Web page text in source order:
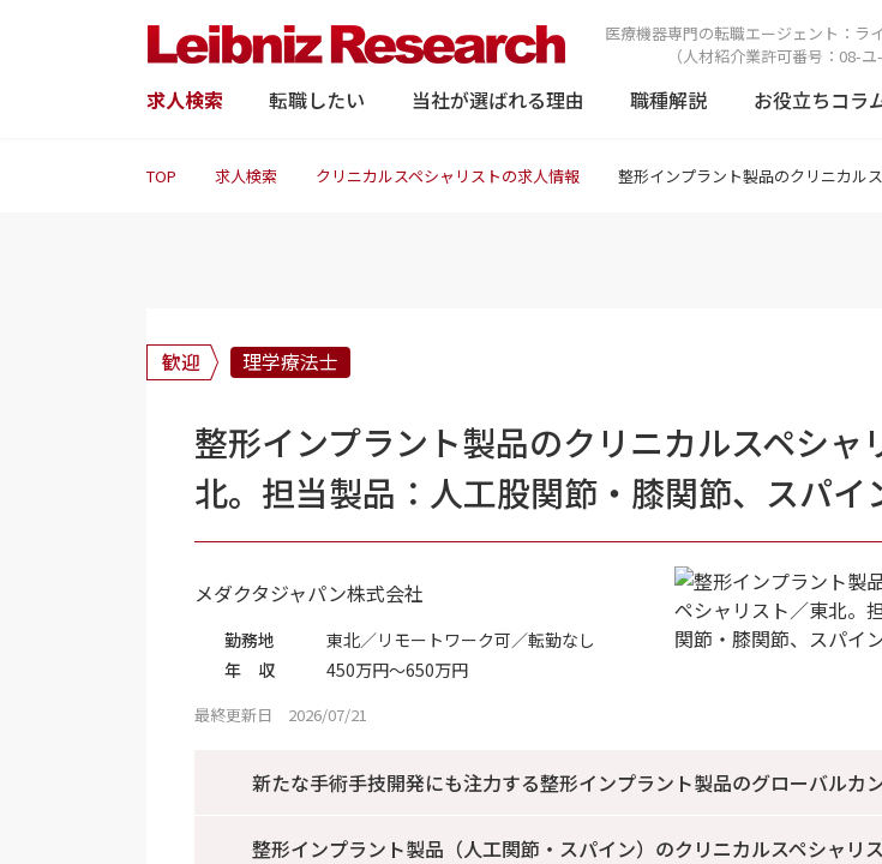
医療機器専門の転職エージェント： ラ
（人材紹介業許可番号：08-ユ-
求人検索 転職したい 当社が選ばれる理由 職種解説 お役立ちコラ
TOP 求人検索 クリニカルスペシャリストの求人情報 整形インプラント製品のクリニカル
歓迎 理学療法士
整形インプラント製品のクリニカルスペシャ
北。担当製品：人工股関節・膝関節、スパイ
メダクタジャパン株式会社
勤務地
東北／リモートワーク可／転勤なし
年 収
450万円～650万円
最終更新日 2026/07/21
新たな手術手技開発にも注力する整形インプラント製品のグローバルカン
整形インプラント製品（人工関節・スパイン）のクリニカルスペシャリス